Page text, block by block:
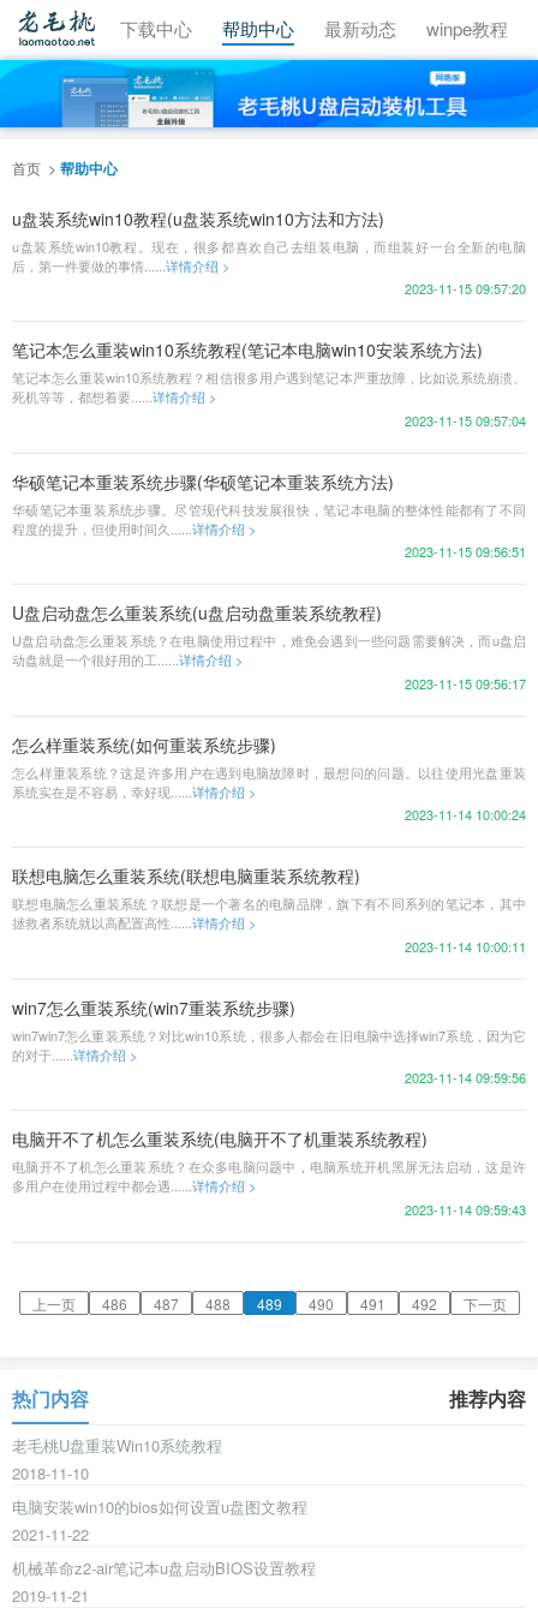
视频教程 下载中心 帮助中心 最新动态 winpe教程
首页 帮助中心
u盘装系统win10教程(u盘装系统win10方法和方法)
u盘装系统win10教程。现在，很多都喜欢自己去组装电脑，而组装好一台全新的电脑
后，第一件要做的事情...... 详情介绍 >
2023-11-15 09:57:20
笔记本怎么重装win10系统教程(笔记本电脑win10安装系统方法)
笔记本怎么重装win10系统教程？相信很多用户遇到笔记本严重故障，比如说系统崩溃、
死机等等，都想着要......详情介绍 >
2023-11-15 09:57:04
华硕笔记本重装系统步骤(华硕笔记本重装系统方法)
华硕笔记本重装系统步骤。尽管现代科技发展很快，笔记本电脑的整体性能都有了不同
程度的提升，但使用时间久...... 详情介绍 >
2023-11-15 09:56:51
U盘启动盘怎么重装系统(u盘启动盘重装系统教程)
U盘启动盘怎么重装系统？在电脑使用过程中，难免会遇到一些问题需要解决，而u盘启
动盘就是一个很好用的工......详情介绍 >
2023-11-15 09:56:17
怎么样重装系统(如何重装系统步骤)
怎么样重装系统？这是许多用户在遇到电脑故障时，最想问的问题。以往使用光盘重装
系统实在是不容易，幸好现...... 详情介绍 >
2023-11-14 10:00:24
联想电脑怎么重装系统(联想电脑重装系统教程)
联想电脑怎么重装系统？联想是一个著名的电脑品牌，旗下有不同系列的笔记本，其中
拯救者系统就以高配置高性......详情介绍 >
2023-11-14 10:00:11
win7怎么重装系统(win7重装系统步骤)
win7win7怎么重装系统？对比win10系统，很多人都会在旧电脑中选择win7系统，因为它
的对于...... 详情介绍 >
2023-11-14 09:59:56
电脑开不了机怎么重装系统(电脑开不了机重装系统教程)
电脑开不了机怎么重装系统？在众多电脑问题中，电脑系统开机黑屏无法启动，这是许
多用户在使用过程中都会遇......详情介绍 >
2023-11-14 09:59:43
上一页 486 487 488 489 490 491 492 下一页
热门内容 推荐内容
老毛桃U盘重装Win10系统教程
2018-11-10
电脑安装win10的bios如何设置u盘图文教程
2021-11-22
机械革命z2-air笔记本u盘启动BIOS设置教程
2019-11-21